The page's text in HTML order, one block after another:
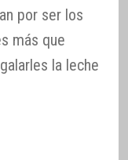
por ser los
más que
la leche